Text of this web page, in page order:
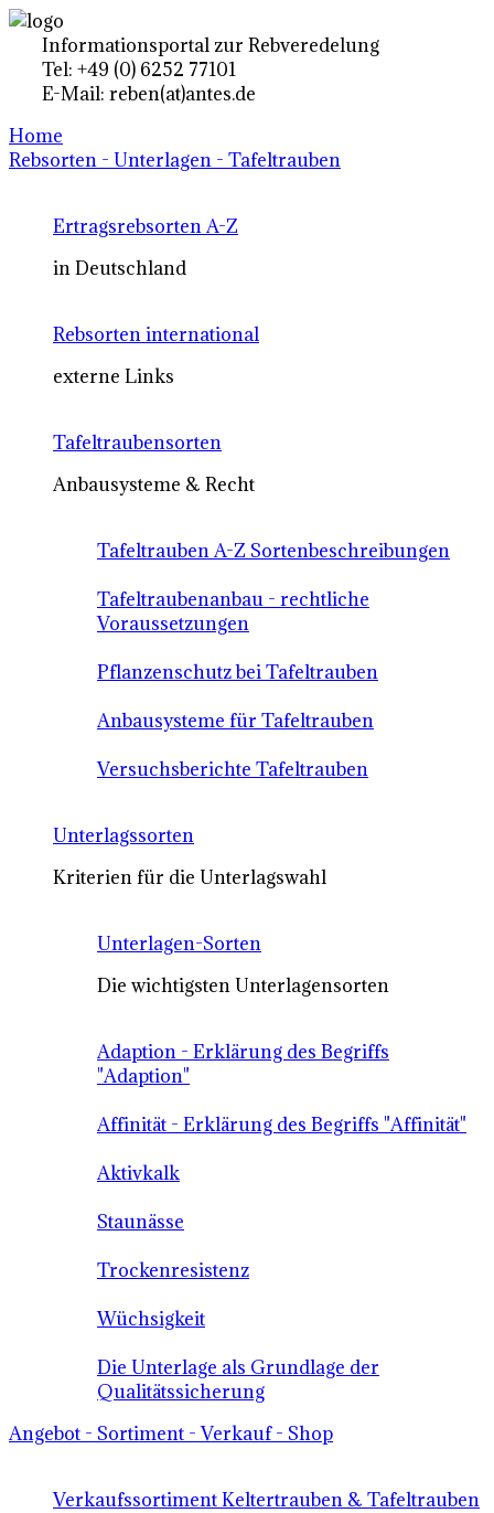
Informationsportal zur Rebveredelung
Tel: +49 (0) 6252 77101
E-Mail: reben(at)antes.de
Home
Rebsorten - Unterlagen - Tafeltrauben
Ertragsrebsorten A-Z
in Deutschland
Rebsorten international
externe Links
Tafeltraubensorten
Anbausysteme & Recht
Tafeltrauben A-Z Sortenbeschreibungen
Tafeltraubenanbau - rechtliche
Voraussetzungen
Pflanzenschutz bei Tafeltrauben
Anbausysteme für Tafeltrauben
Versuchsberichte Tafeltrauben
Unterlagssorten
Kriterien für die Unterlagswahl
Unterlagen-Sorten
Die wichtigsten Unterlagensorten
Adaption - Erklärung des Begriffs
"Adaption"
Affinität - Erklärung des Begriffs "Affinität"
Aktivkalk
Staunässe
Trockenresistenz
Wüchsigkeit
Die Unterlage als Grundlage der
Qualitätssicherung
Angebot - Sortiment - Verkauf - Shop
Verkaufssortiment Keltertrauben & Tafeltrauben